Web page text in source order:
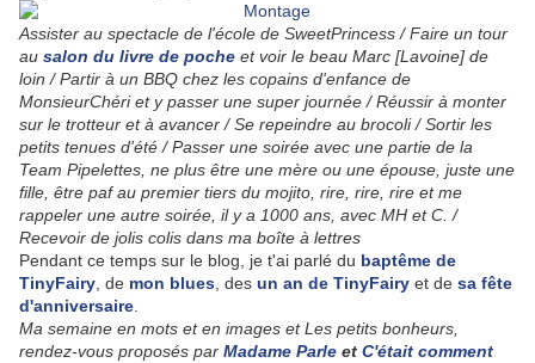
Assister au spectacle de l'école de SweetPrincess / Faire un tour
au salon du livre de poche et voir le beau Marc [Lavoine] de
loin / Partir à un BBQ chez les copains d'enfance de
MonsieurChéri et y passer une super journée / Réussir à monter
sur le trotteur et à avancer / Se repeindre au brocoli / Sortir les
petits tenues d'été / Passer une soirée avec une partie de la
Team Pipelettes, ne plus être une mère ou une épouse, juste une
fille, être paf au premier tiers du mojito, rire, rire, rire et me
rappeler une autre soirée, il y a 1000 ans, avec MH et C. /
Recevoir de jolis colis dans ma boîte à lettres
Pendant ce temps sur le blog, je t'ai parlé du baptême de
TinyFairy , de mon blues , des un an de TinyFairy et de sa fête
d'anniversaire
Ma semaine en mots et en images et Les petits bonheurs,
rendez-vous proposés par Madame Parle et C'était comment